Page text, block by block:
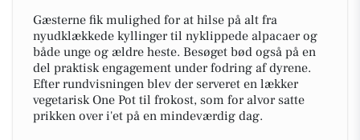
Gæsterne fik mulighed for at hilse på alt fra
nyudklækkede kyllinger til nyklippede alpacaer og
både unge og ældre heste. Besøget bød også på en
del praktisk engagement under fodring af dyrene.
Efter rundvisningen blev der serveret en lækker
vegetarisk One Pot til frokost, som for alvor satte
prikken over i'et på en mindeværdig dag.